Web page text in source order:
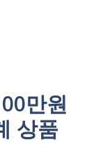
만원
상품